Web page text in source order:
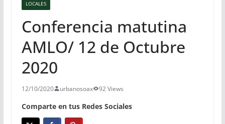
LOCALES
Conferencia matutina
AMLO/ 12 de Octubre
2020
12/10/2020 urbanosoax 92 Views
Comparte en tus Redes Sociales